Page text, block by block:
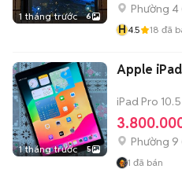
1 tháng trước 6
Phường 4
H4.5 18 đã
1 tháng trước 5
Apple
iPad Pro
Phường 9
1 đã bán